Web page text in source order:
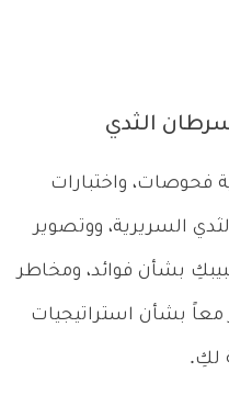
الثدي
فحوصات، واختبارات
السريرية، ووتصوير
بشأن فوائد، ومخاطر
معاً بشأن استراتيجيات
لكِ.